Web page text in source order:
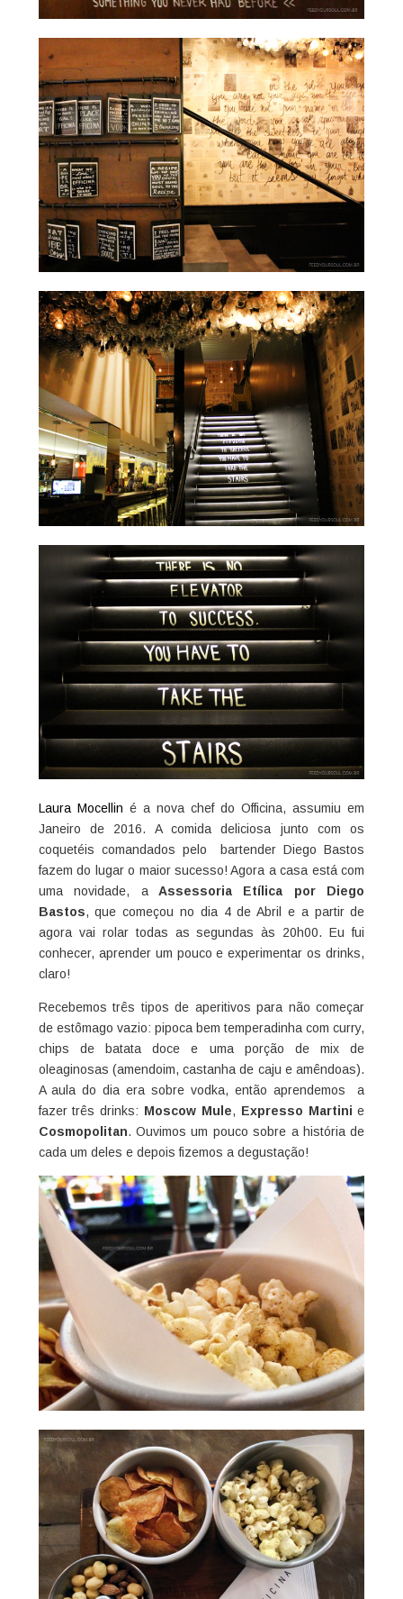
Laura Mocellin é a nova chef do Officina, assumiu em
Janeiro de 2016. A comida deliciosa junto com os
coquetéis comandados pelo bartender Diego Bastos
fazem do lugar o maior sucesso! Agora a casa está com
uma novidade, aAssessoria Etílica por Diego
Bastos, que começou no dia 4 de Abril e a partir de
agora vai rolar todas as segundas às 20h00. Eu fui
conhecer, aprender um pouco e experimentar os drinks,
claro!
Recebemos três tipos de aperitivos para não começar
de estômago vazio: pipoca bem temperadinha com curry,
chips de batata doce e uma porção de mix de
oleaginosas (amendoim, castanha de caju e amêndoas).
A aula do dia era sobre vodka, então aprendemos a
fazer três drinks: Moscow Mule, Expresso Martini e
Cosmopolitan. Ouvimos um pouco sobre a história de
cada um deles e depois fizemos a degustação!